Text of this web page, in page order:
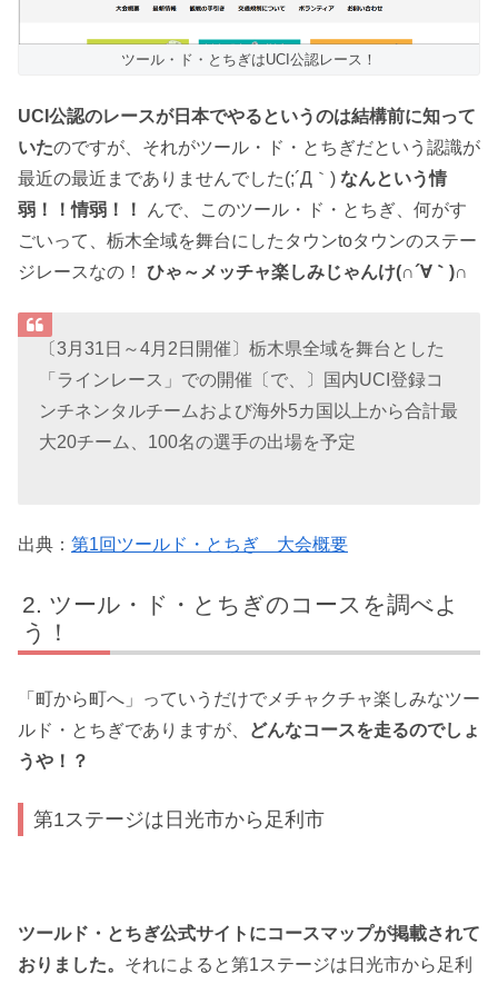
ツール・ド・とちぎはUCI公認レース！
UCI公認のレースが日本でやるというのは結構前に知って
いたのですが、それがツール・ド・とちぎだという認識が
最近の最近までありませんでした(;´Д｀) なんという情
弱！！情弱！！
んで、このツール・ド・とちぎ、何がす
ごいって、栃木全域を舞台にしたタウンtoタウンのステー
ジレースなの！ ひゃ～メッチャ楽しみじゃんけ(∩´∀｀)∩
〔3月31日～4月2日開催〕栃木県全域を舞台とした
「ラインレース」での開催〔で、〕国内UCI登録コ
ンチネンタルチームおよび海外5カ国以上から合計最
大20チーム、100名の選手の出場を予定
出典： 第1回ツールド・とちぎ 大会概要
ツール・ド・とちぎのコースを調べよ
う！
「町から町へ」っていうだけでメチャクチャ楽しみなツー
ルド・とちぎでありますが、
どんなコースを走るのでしょ
うや！？
第1ステージは日光市から足利市
ツールド・とちぎ公式サイトにコースマップが掲載されて
おりました。 それによると第1ステージは日光市から足利